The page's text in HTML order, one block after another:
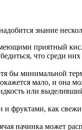
знание
приятный
что среди
бы минимальной
мало, и она
или
и фруктами, как
начинка может